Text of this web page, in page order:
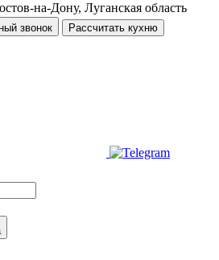
на-Дону, Луганская область
звонок Рассчитать кухню